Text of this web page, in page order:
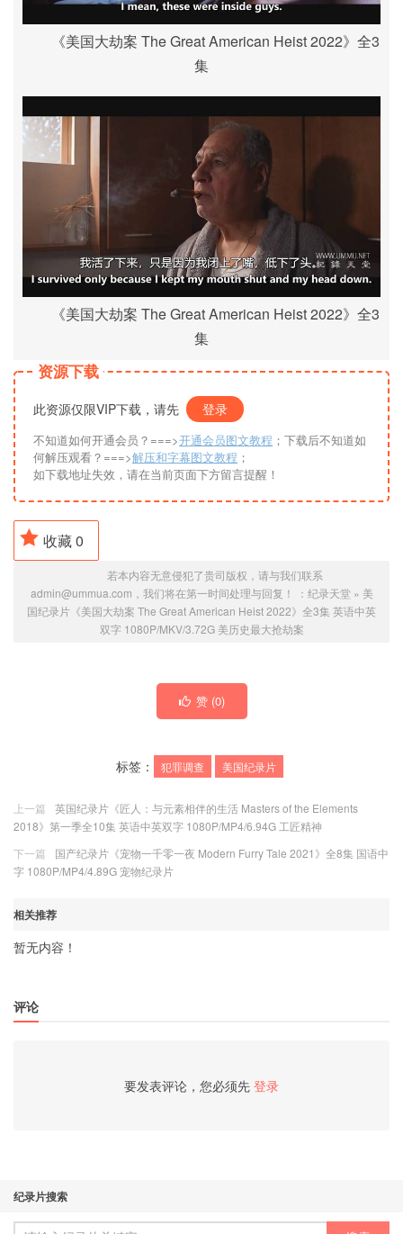
《美国大劫案 The Great American Heist 2022》全3
集
《美国大劫案 The Great American Heist 2022》全3
集
资源下载
此资源仅限VIP下载，请先 登录
不知道如何开通会员？===>开通会员图文教程 ；下载后不知道如
何解压观看？===>解压和字幕图文教程 ；
如下载地址失效，请在当前页面下方留言提醒！
收藏0
若本内容无意侵犯了贵司版权，请与我们联系
admin@ummua.com，我们将在第一时间处理与回复！ ： 纪录天堂» 美
国纪录片《美国大劫案 The Great American Heist 2022》全3集 英语中英
双字 1080P/MKV/3.72G 美历史最大抢劫案
赞 (0)
标签： 犯罪调查 美国纪录片
上一篇
英国纪录片《匠人：与元素相伴的生活 Masters of the Elements
2018》第一季全10集 英语中英双字 1080P/MP4/6.94G 工匠精神
下一篇
国产纪录片《宠物一千零一夜 Modern Furry Tale 2021》全8集 国语中
字 1080P/MP4/4.89G 宠物纪录片
相关推荐
暂无内容！
评论
要发表评论，您必须先 登录
纪录片搜索